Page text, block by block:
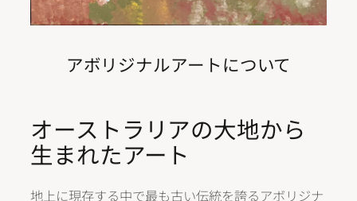
アボリジナルアートについて
オーストラリアの大地から
生まれたアート
地上に現存する中で最も古い伝統を誇るアボリジナ